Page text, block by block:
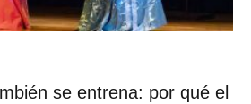
se entrena: por qué el